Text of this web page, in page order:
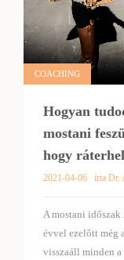
COACHING
Hogyan
mostani
hogy
2021-04-06 írta Dr.
A mostani
évvel ezelőtt még
visszaáll minden